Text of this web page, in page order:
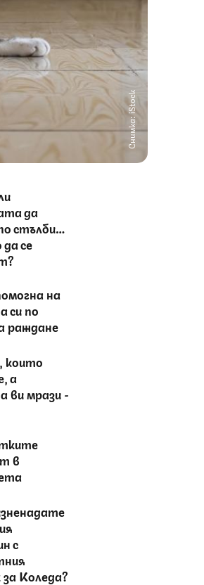
Снимка: iStock
да
стълби…
да се
на
си по
раждане
които
а
ви мрази -
в
с
Коледа?